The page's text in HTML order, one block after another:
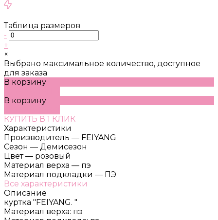
Таблица размеров
-
+
×
Выбрано максимальное количество, доступное
для заказа
В корзину
В корзину
КУПИТЬ В 1 КЛИК
Характеристики
Производитель — FEIYANG
Сезон — Демисезон
Цвет — розовый
Материал верха — пэ
Материал подкладки — ПЭ
Все характеристики
Описание
куртка "FEIYANG. "
Материал верха: пэ